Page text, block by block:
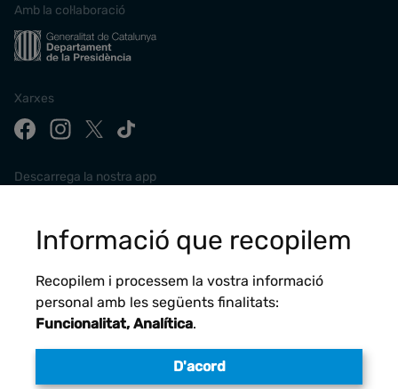
Amb la col·laboració
Xarxes
Descarrega la nostra app
Avís legal
Informació que recopilem
Recopilem i processem la vostra informació
personal amb les següents finalitats:
Funcionalitat, Analítica.
D'acord